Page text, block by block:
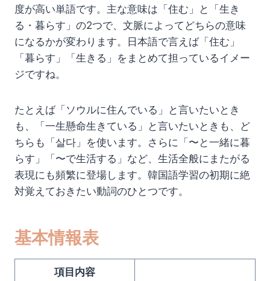
度が高い単語です。主な意味は「住む」と「生き
る・暮らす」の2つで、文脈によってどちらの意味
になるかが変わります。日本語で言えば「住む」
「暮らす」「生きる」をまとめて担っているイメー
ジですね。
たとえば「ソウルに住んでいる」と言いたいとき
も、「一生懸命生きている」と言いたいときも、ど
ちらも「살다」を使います。さらに「〜と一緒に暮
らす」「〜で生活する」など、生活全般にまたがる
表現にも頻繁に登場します。韓国語学習の初期に絶
対覚えておきたい動詞のひとつです。
基本情報表
項目内容